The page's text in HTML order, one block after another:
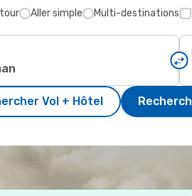
Aller simple Multi-destinations
Vol + Hôtel